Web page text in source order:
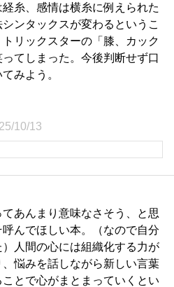
糸、感情は横糸に例えられた
ンタックスが変わるというこ
リックスターの「膝、カック
てしまった。今後判断せず口
みよう。
10/13
あんまり意味なさそう、と思
んでほしい本。（なので自分
人間の心には組織化する力が
悩みを話しながら新しい言葉
とで心がまとまっていくとい